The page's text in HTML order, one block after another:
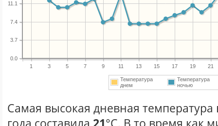
1 3 5 7 9 11 13 15 17 19 21
0.0
3.7
7.4
11.1
Температура
днем
Температура
ночью
Самая высокая дневная температура